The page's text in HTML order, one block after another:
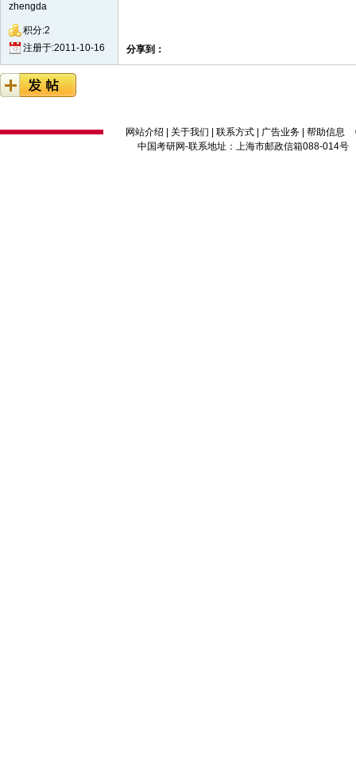
zhengda
积分:2
注册于:2011-10-16
分享到：
网站介绍 关于我们 联系方式 广告业务 帮助信息
中国考研网-联系地址：上海市邮政信箱088-014